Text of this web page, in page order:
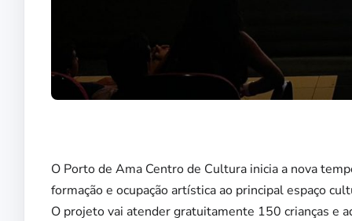
O Porto de Ama Centro de Cultura inicia a nova
formação e ocupação artística ao principal espaço
O projeto vai atender gratuitamente 150 crianças e